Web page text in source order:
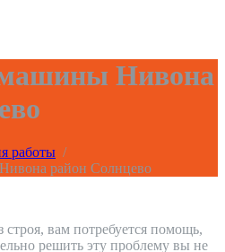
Нивона
работы /
район Солнцево
вам потребуется помощь,
решить эту проблему вы не